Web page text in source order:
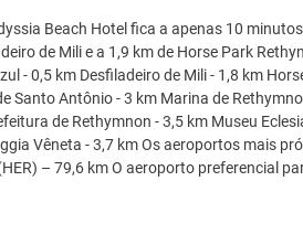
Beach Hotel fica a apenas 10
de Mili e a 1,9 km de Horse Park
- 0,5 km Desfiladeiro de Mili - 1,8 km
Santo Antônio - 3 km Marina de
de Rethymnon - 3,5 km Museu
Vêneta - 3,7 km Os aeroportos mais
– 79,6 km O aeroporto preferencial